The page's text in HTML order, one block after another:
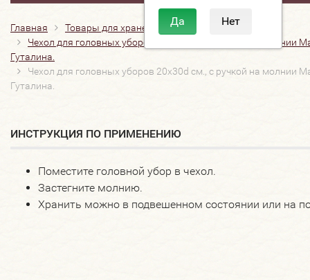
Главная Товары для хранения
Чехлы для одежды
Чехол для головных уборов 20х30d см., с ручкой на молнии
Гуталина.
Чехол для головных уборов 20х30d см., с ручкой на молнии
Гуталина.
ИНСТРУКЦИЯ ПО ПРИМЕНЕНИЮ
Поместите головной убор в чехол.
Застегните молнию.
Хранить можно в подвешенном состоянии или на